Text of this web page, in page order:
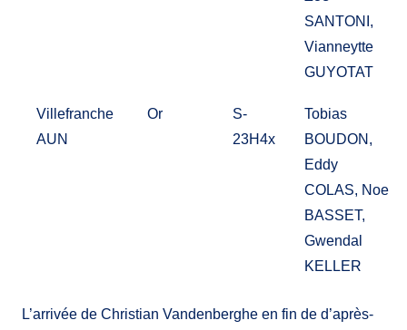
SANTONI,
Vianneytte
GUYOTAT
Villefranche
AUN
Or
S-
23H4x
Tobias
BOUDON,
Eddy
COLAS, Noe
BASSET,
Gwendal
KELLER
L’arrivée de Christian Vandenberghe en fin de d’après-